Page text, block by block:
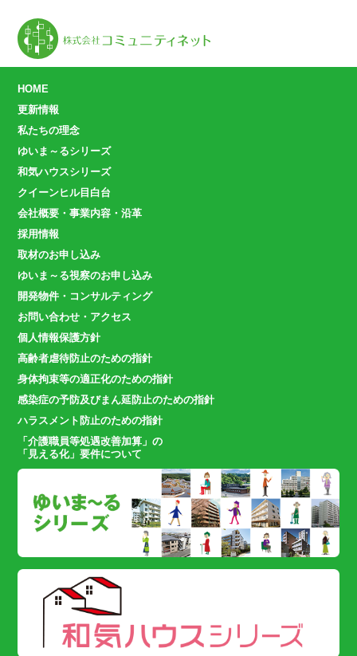
HOME
更新情報
私たちの理念
ゆいま～るシリーズ
和気ハウスシリーズ
クイーンヒル目白台
会社概要・事業内容・沿革
採用情報
取材のお申し込み
ゆいま～る視察のお申し込み
開発物件・コンサルティング
お問い合わせ・アクセス
個人情報保護方針
高齢者虐待防止のための指針
身体拘束等の適正化のための指針
感染症の予防及びまん延防止のための指針
ハラスメント防止のための指針
「介護職員等処遇改善加算」の
「見える化」要件について